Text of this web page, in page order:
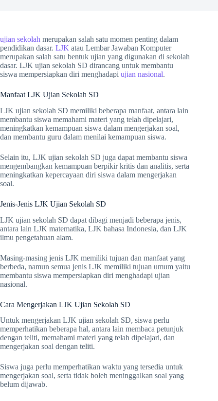
ujian sekolah merupakan salah satu momen penting dalam
pendidikan dasar. LJK atau Lembar Jawaban Komputer
merupakan salah satu bentuk ujian yang digunakan di sekolah
dasar. LJK ujian sekolah SD dirancang untuk membantu
siswa mempersiapkan diri menghadapi ujian nasional.
Manfaat LJK Ujian Sekolah SD
LJK ujian sekolah SD memiliki beberapa manfaat, antara lain
membantu siswa memahami materi yang telah dipelajari,
meningkatkan kemampuan siswa dalam mengerjakan soal,
dan membantu guru dalam menilai kemampuan siswa.
Selain itu, LJK ujian sekolah SD juga dapat membantu siswa
mengembangkan kemampuan berpikir kritis dan analitis, serta
meningkatkan kepercayaan diri siswa dalam mengerjakan
soal.
Jenis-Jenis LJK Ujian Sekolah SD
LJK ujian sekolah SD dapat dibagi menjadi beberapa jenis,
antara lain LJK matematika, LJK bahasa Indonesia, dan LJK
ilmu pengetahuan alam.
Masing-masing jenis LJK memiliki tujuan dan manfaat yang
berbeda, namun semua jenis LJK memiliki tujuan umum yaitu
membantu siswa mempersiapkan diri menghadapi ujian
nasional.
Cara Mengerjakan LJK Ujian Sekolah SD
Untuk mengerjakan LJK ujian sekolah SD, siswa perlu
memperhatikan beberapa hal, antara lain membaca petunjuk
dengan teliti, memahami materi yang telah dipelajari, dan
mengerjakan soal dengan teliti.
Siswa juga perlu memperhatikan waktu yang tersedia untuk
mengerjakan soal, serta tidak boleh meninggalkan soal yang
belum dijawab.